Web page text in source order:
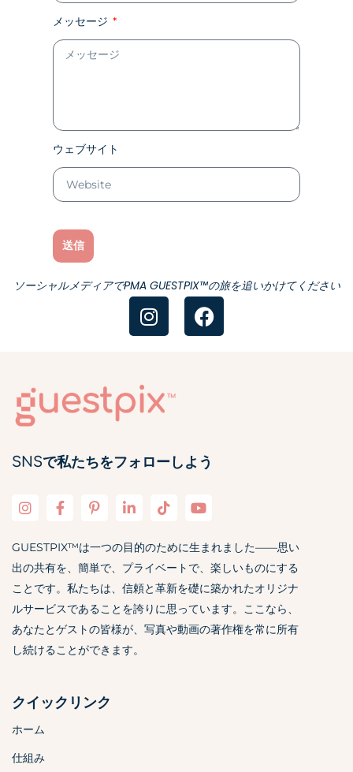
メッセージ
ウェブサイト
送信
ソーシャルメディアでPMA GUESTPIX™の旅を追いかけてください
SNSで私たちをフォローしよう
GUESTPIX™は一つの目的のために生まれました——思い
出の共有を、簡単で、プライベートで、楽しいものにする
ことです。私たちは、信頼と革新を礎に築かれたオリジナ
ルサービスであることを誇りに思っています。ここなら、
あなたとゲストの皆様が、写真や動画の著作権を常に所有
し続けることができます。
クイックリンク
ホーム
仕組み